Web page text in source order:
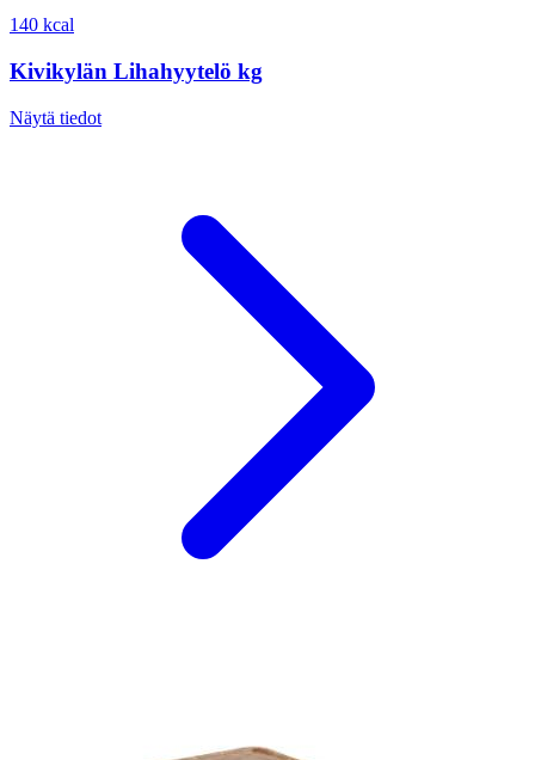
140 kcal
Kivikylän Lihahyytelö kg
Näytä tiedot